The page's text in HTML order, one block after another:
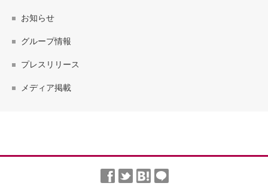
お知らせ
グループ情報
プレスリリース
メディア掲載